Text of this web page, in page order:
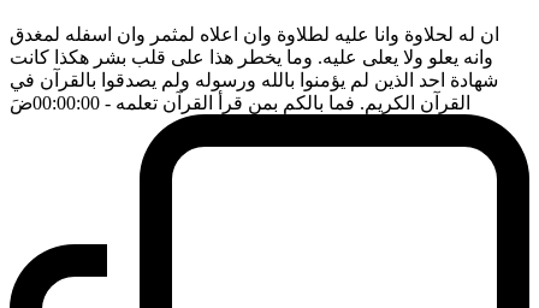
ان له لحلاوة وانا عليه لطلاوة وان اعلاه لمثمر وان اسفله لمغدق
وانه يعلو ولا يعلى عليه. وما يخطر هذا على قلب بشر هكذا كانت
شهادة احد الذين لم يؤمنوا بالله ورسوله ولم يصدقوا بالقرآن في
القرآن الكريم. فما بالكم بمن قرأ القرآن تعلمه - 00:00:00 ضَ